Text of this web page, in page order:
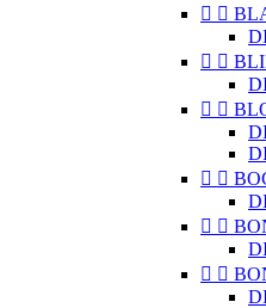
 
 
 
 
 
 